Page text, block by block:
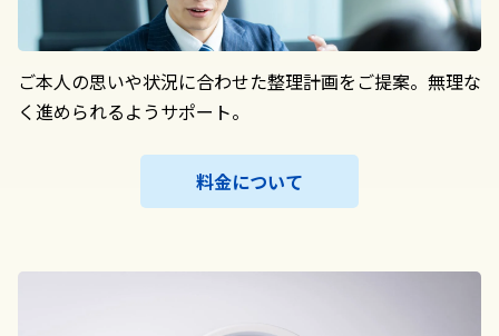
ご本人の思いや状況に合わせた整理計画をご提案。無理な
く進められるようサポート。
料金について